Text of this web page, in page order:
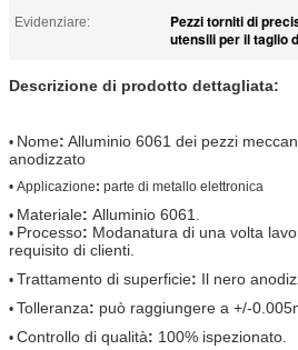
Evidenziare:
Pezzi torniti di
utensili per il taglio
Descrizione di prodotto dettagliata:
• Nome: Alluminio 6061 dei pezzi
anodizzato
• Applicazione: parte di metallo elettronica
• Materiale: Alluminio 6061.
• Processo: Modanatura di una volta
requisito di clienti.
• Trattamento di superficie: Il nero
• Tolleranza: può raggiungere a +/-
• Controllo di qualità: 100% ispezionato.